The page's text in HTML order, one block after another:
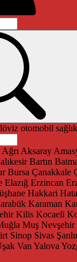
otomobil sağlık
Ağrı Aksaray
Bartın
Bursa Çanakkale
Elazığ Erzincan
Hakkari
Karaman
Kilis Kocaeli
Muş Nevşehir
Sinop Sivas
Van Yalova